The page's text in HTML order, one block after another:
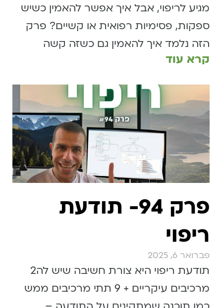
מגיע לריפוי, אבל איך אפשר להאמין כשיש
ספקות, פסימיות רפואית או קשיים? פרק
הזה נלמד איך להאמין גם כשזה קשה
קרא עוד
פרק 94- תודעת
ריפוי
פברואר 6, 2025
תודעת ריפוי היא צורת חשיבה שיש לה2
מרכיבים עיקריים + 9 תתי מרכיבים ממש